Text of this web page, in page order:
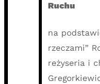
Ruchu
na
rzeczami”
reżyseria i